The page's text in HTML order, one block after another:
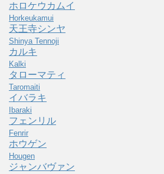
ホロケウカムイ
Horkeukamui
天王寺シンヤ
Shinya Tennoji
カルキ
Kalki
タローマティ
Taromaiti
イバラキ
Ibaraki
フェンリル
Fenrir
ホウゲン
Hougen
ジャンバヴァン